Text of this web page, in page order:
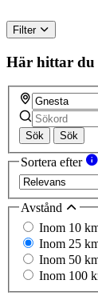
Filter
Här hittar du
Sök Sök
Sortera efter
Avstånd
Inom 10
Inom 25
Inom 50
Inom 100